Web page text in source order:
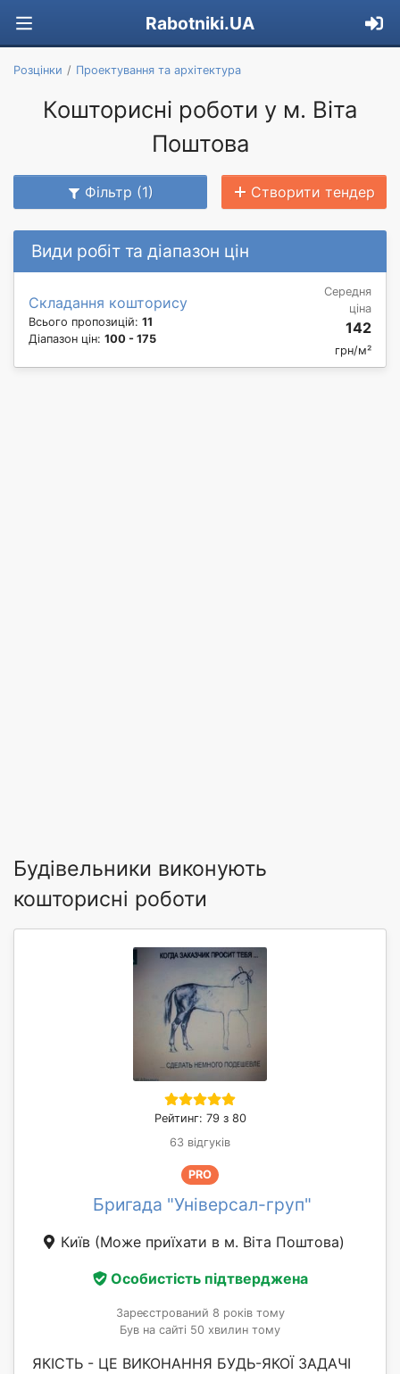
Rabotniki.UA
Розцінки Проектування та архітектура
Кошторисні роботи у м. Віта
Поштова
Фільтр (1) Створити тендер
Види робіт та діапазон цін
Складання кошторису
Всього пропозицій: 11
Діапазон цін: 100 - 175
Середня
ціна
142
грн/м²
Будівельники виконують
кошторисні роботи
Рейтинг: 79 з 80
63 відгуків
PRO
Бригада "Універсал-груп"
Київ (Може приїхати в м. Віта Поштова)
Особистість підтверджена
Зареєстрований 8 років тому
Був на сайті 50 хвилин тому
ЯКІСТЬ - ЦЕ ВИКОНАННЯ БУДЬ-ЯКОЇ ЗАДАЧІ